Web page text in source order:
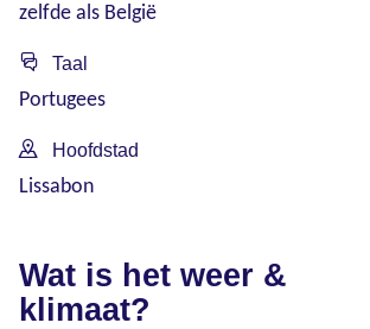
zelfde als België
Taal
Portugees
Hoofdstad
Lissabon
Wat is het weer &
klimaat?